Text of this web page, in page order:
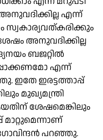
എന്ന്
അനുവദിക്കില്ല
ബജറ്റിൽ
എന്ന്
ഇതേ ഇരട്ടത്താപ്പ്
മുഖ്യമന്ത്രി
ശേഷമെങ്കിലും
മാറ്റുമെന്നാണ്
പറഞ്ഞു.